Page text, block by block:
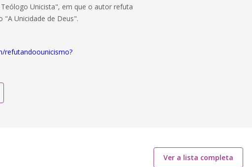
Unicista", em que o autor refuta
"A Unicidade de Deus".
refutandoounicismo?
Ver a lista completa